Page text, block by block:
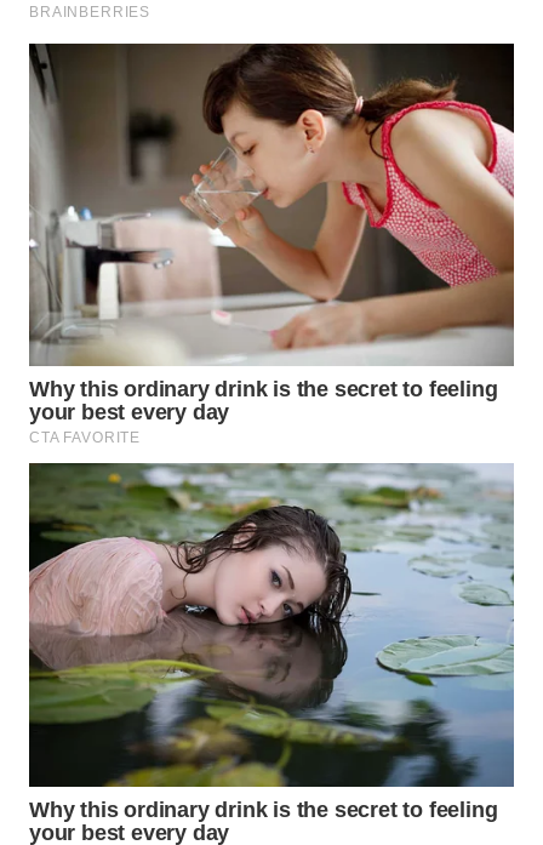
WN
TAPANULI
SELATAN
LESUNG
WN
KARO
WN
SIMALUNGUN
LABUHANBATU
WN
TAPANULI
TENGAH
WN DELI
SERDANG
TINGGI